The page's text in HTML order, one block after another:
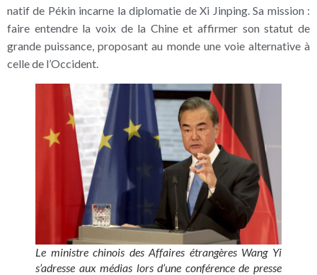
natif de Pékin incarne la diplomatie de Xi Jinping. Sa mission :
faire entendre la voix de la Chine et affirmer son statut de
grande puissance, proposant au monde une voie alternative à
celle de l’Occident.
Le ministre chinois des Affaires étrangères Wang Yi
s’adresse aux médias lors d’une conférence de presse